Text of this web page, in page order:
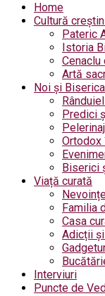
Home
Cultură
Pateric
Istoria
Cenaclu
Artă
Noi și Biserica
Predici
Ortodox
Biserici
Viață curată
Familia
Casa
Adicții
Interviuri
Puncte de